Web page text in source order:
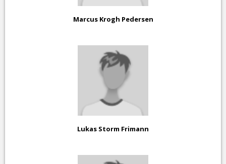
Marcus Krogh Pedersen
Lukas Storm Frimann